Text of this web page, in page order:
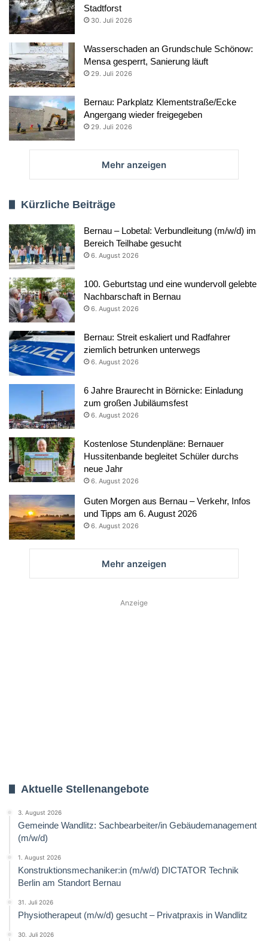
Stadtforst
30. Juli 2026
Wasserschaden an Grundschule Schönow:
Mensa gesperrt, Sanierung läuft
29. Juli 2026
Bernau: Parkplatz Klementstraße/Ecke
Angergang wieder freigegeben
29. Juli 2026
Mehr anzeigen
Kürzliche Beiträge
Bernau – Lobetal: Verbundleitung (m/w/d) im
Bereich Teilhabe gesucht
6. August 2026
100. Geburtstag und eine wundervoll gelebte
Nachbarschaft in Bernau
6. August 2026
Bernau: Streit eskaliert und Radfahrer
ziemlich betrunken unterwegs
6. August 2026
6 Jahre Braurecht in Börnicke: Einladung
zum großen Jubiläumsfest
6. August 2026
Kostenlose Stundenpläne: Bernauer
Hussitenbande begleitet Schüler durchs
neue Jahr
6. August 2026
Guten Morgen aus Bernau – Verkehr, Infos
und Tipps am 6. August 2026
6. August 2026
Mehr anzeigen
Anzeige
Aktuelle Stellenangebote
3. August 2026
Gemeinde Wandlitz: Sachbearbeiter/in Gebäudemanagement
(m/w/d)
1. August 2026
Konstruktionsmechaniker:in (m/w/d) DICTATOR Technik
Berlin am Standort Bernau
31. Juli 2026
Physiotherapeut (m/w/d) gesucht – Privatpraxis in Wandlitz
30. Juli 2026